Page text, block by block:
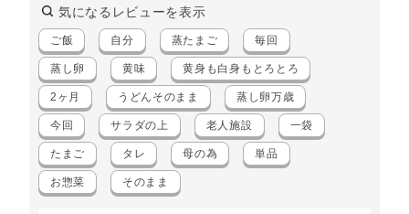
気になるレビューを表示
ご飯 自分 蒸たまご 毎回
蒸し卵 黄味 黄身も白身もとろとろ
2ヶ月 うどんそのまま 蒸し卵万歳
今回 サラダの上 老人施設 一袋
たまご タレ 母の為 単品
お惣菜 そのまま